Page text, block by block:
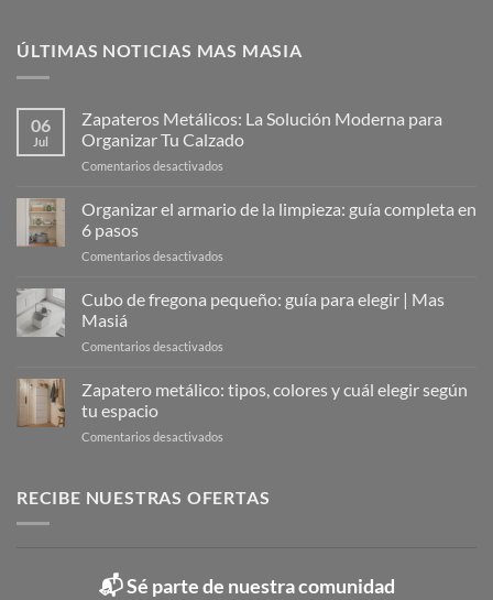
ÚLTIMAS NOTICIAS MAS MASIA
06
Jul
Zapateros Metálicos: La Solución Moderna para
Organizar Tu Calzado
Comentarios desactivados
Metálicos:
La
Organizar
Organizar el armario de la limpieza: guía completa en
6 pasos
Comentarios desactivados
armario
guía
completa
Cubo de fregona pequeño: guía para elegir | Mas
Masiá
Comentarios desactivados
de
fregona
|
Zapatero metálico: tipos, colores y cuál elegir según
tu espacio
Comentarios desactivados
tipos,
según
RECIBE NUESTRAS OFERTAS
📬 Sé parte de nuestra comunidad